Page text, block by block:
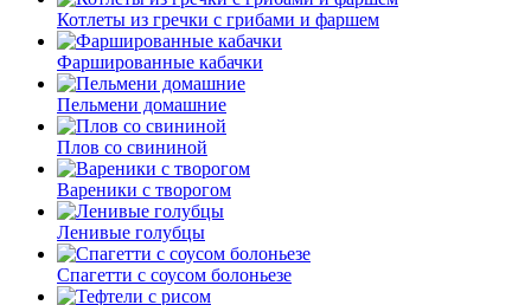
Котлеты из гречки с грибами и фаршем
Фаршированные кабачки
Пельмени домашние
Плов со свининой
Вареники с творогом
Ленивые голубцы
Спагетти с соусом болоньезе